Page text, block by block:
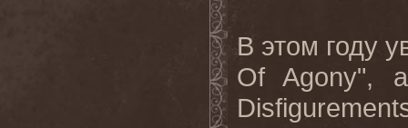
В этом году
Of Agony",